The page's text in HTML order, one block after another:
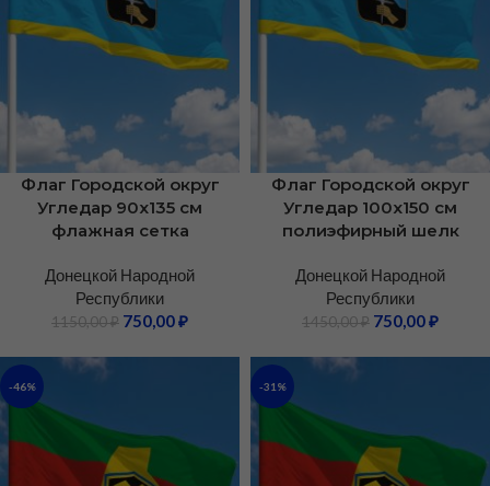
Флаг Городской округ
Угледар 90х135 см
флажная сетка
Донецкой Народной
Республики
1150,00₽ 750,00₽
Флаг Городской округ
Угледар 100х150 см
полиэфирный шелк
Донецкой Народной
Республики
1450,00₽ 750,00₽
-46% -31%